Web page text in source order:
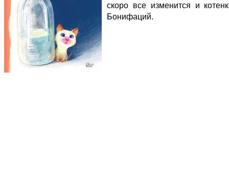
скоро все изменится и
Бонифаций.